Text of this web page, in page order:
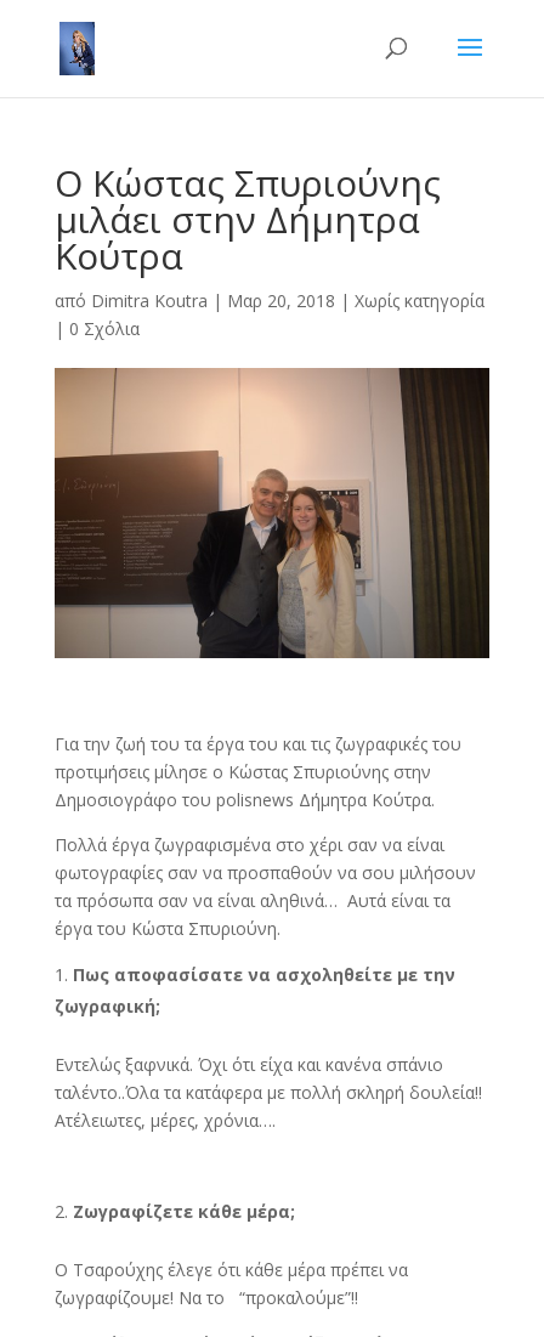
Ο Κώστας Σπυριούνης
μιλάει στην Δήμητρα
Κούτρα
από Dimitra Kοutra | Μαρ 20, 2018 | Χωρίς κατηγορία
| 0 Σχόλια
Για την ζωή του τα έργα του και τις ζωγραφικές του
προτιμήσεις μίλησε ο Κώστας Σπυριούνης στην
Δημοσιογράφο του polisnews Δήμητρα Κούτρα.
Πολλά έργα ζωγραφισμένα στο χέρι σαν να είναι
φωτογραφίες σαν να προσπαθούν να σου μιλήσουν
τα πρόσωπα σαν να είναι αληθινά… Αυτά είναι τα
έργα του Κώστα Σπυριούνη.
Πως αποφασίσατε να ασχοληθείτε με την
ζωγραφική;
Εντελώς ξαφνικά. Όχι ότι είχα και κανένα σπάνιο
ταλέντο..Όλα τα κατάφερα με πολλή σκληρή δουλεία!!
Ατέλειωτες, μέρες, χρόνια….
Ζωγραφίζετε κάθε μέρα;
Ο Τσαρούχης έλεγε ότι κάθε μέρα πρέπει να
ζωγραφίζουμε! Να το “προκαλούμε”!!